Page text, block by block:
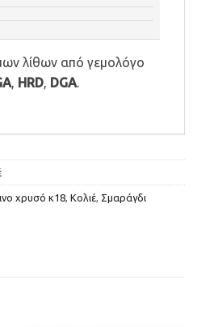
λίθων από γεμολόγο
HRD DGA
χρυσό κ18, Κολιέ, Σμαράγδι